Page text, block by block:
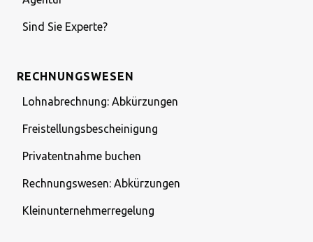
Sind Sie Experte?
RECHNUNGSWESEN
Lohnabrechnung: Abkürzungen
Freistellungsbescheinigung
Privatentnahme buchen
Rechnungswesen: Abkürzungen
Kleinunternehmerregelung